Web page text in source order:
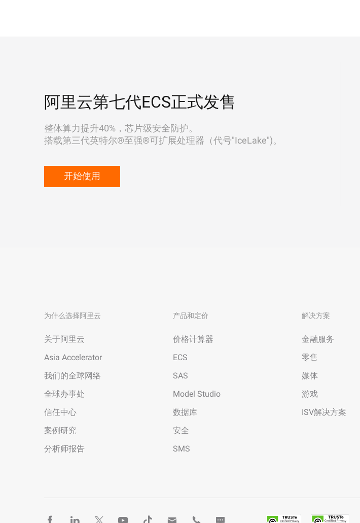
阿里云第七代ECS正式发售
整体算力提升40%，芯片级安全防护。
搭载第三代英特尔®至强®可扩展处理器（代号"IceLake")。
开始使用
为什么选择阿里云
关于阿里云
Asia Accelerator
我们的全球网络
全球办事处
信任中心
案例研究
分析师报告
产品和定价
价格计算器
ECS
SAS
Model Studio
数据库
安全
SMS
解决方案
金融服务
零售
媒体
游戏
ISV解决方案